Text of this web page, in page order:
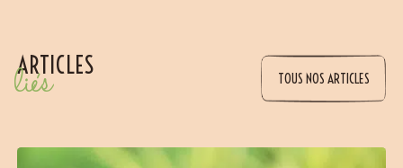
ARTICLES
liés TOUS NOS ARTICLES